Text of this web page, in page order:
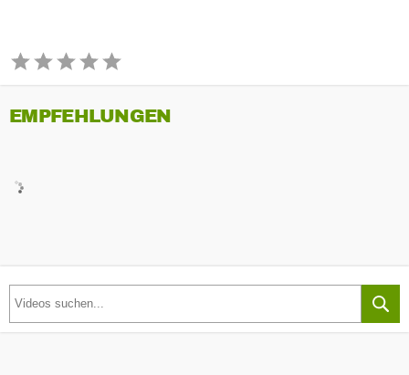
EMPFEHLUNGEN